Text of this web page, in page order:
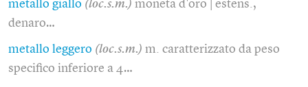
metallo giallo (loc.s.m.) moneta d'oro | estens.,
denaro…
metallo leggero (loc.s.m.) m. caratterizzato da peso
specifico inferiore a 4…